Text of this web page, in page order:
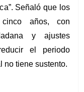
Señaló que los
años, con
y ajustes
el periodo
no tiene sustento.